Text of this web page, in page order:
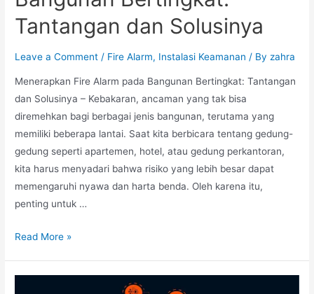
Tantangan dan Solusinya
Leave a Comment / Fire Alarm, Instalasi Keamanan / By zahra
Menerapkan Fire Alarm pada Bangunan Bertingkat: Tantangan
dan Solusinya – Kebakaran, ancaman yang tak bisa
diremehkan bagi berbagai jenis bangunan, terutama yang
memiliki beberapa lantai. Saat kita berbicara tentang gedung-
gedung seperti apartemen, hotel, atau gedung perkantoran,
kita harus menyadari bahwa risiko yang lebih besar dapat
memengaruhi nyawa dan harta benda. Oleh karena itu,
penting untuk …
Menerapkan
Read More »